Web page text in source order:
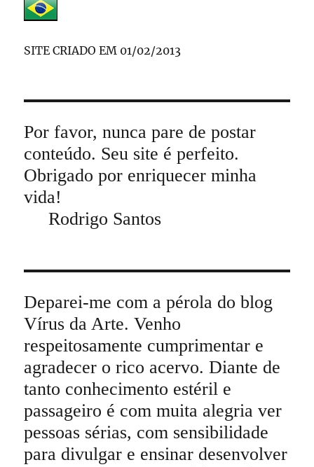
SITE CRIADO EM 01/02/2013
Por favor, nunca pare de postar
conteúdo. Seu site é perfeito.
Obrigado por enriquecer minha
vida!
Rodrigo Santos
Deparei-me com a pérola do blog
Vírus da Arte. Venho
respeitosamente cumprimentar e
agradecer o rico acervo. Diante de
tanto conhecimento estéril e
passageiro é com muita alegria ver
pessoas sérias, com sensibilidade
para divulgar e ensinar desenvolver